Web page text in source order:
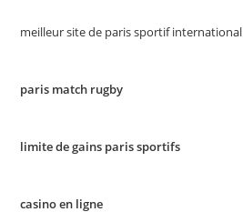
meilleur site de paris sportif international
paris match rugby
limite de gains paris sportifs
casino en ligne